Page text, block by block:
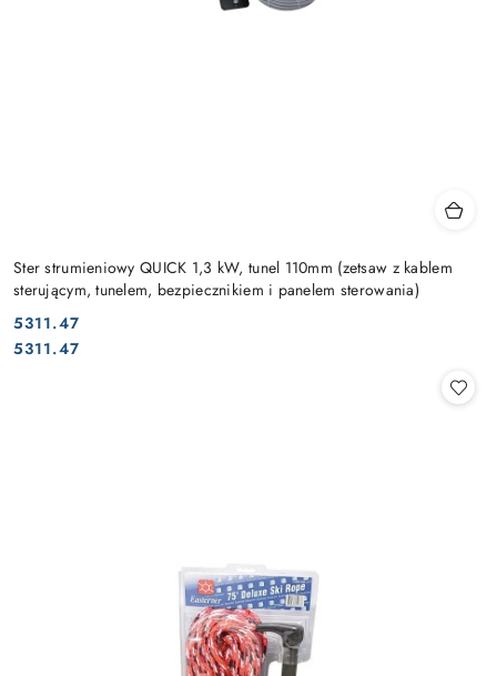
Ster strumieniowy QUICK 1,3 kW, tunel 110mm (zetsaw z kablem
sterującym, tunelem, bezpiecznikiem i panelem sterowania)
Cena:
5311.47
Cena:
5311.47